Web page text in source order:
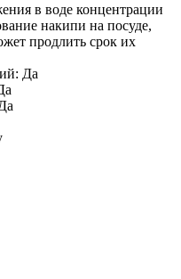
в воде концентрации
накипи на посуде,
продлить срок их
Да